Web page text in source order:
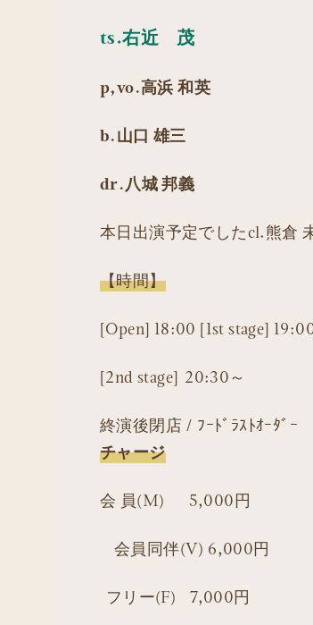
ts.右近 茂
p,vo.高浜 和英
b.山口 雄三
dr.八城 邦義
本日出演予定でしたcl.熊倉
【時間】
[Open] 18:00 [1st stage]
[2nd stage] 20:30～
終演後閉店 / ﾌｰﾄﾞﾗｽﾄｵｰﾀﾞ
チャージ
会 員(M) 5,000円
会員同伴(V) 6,000円
フリー(F) 7,000円